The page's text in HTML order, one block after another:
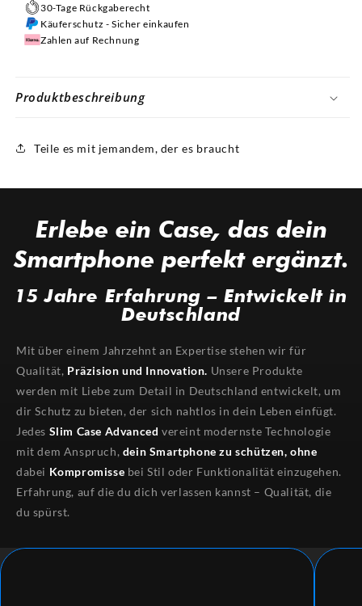
30-Tage Rückgaberecht
Käuferschutz - Sicher einkaufen
Zahlen auf Rechnung
Produktbeschreibung
Teile es mit jemandem, der es braucht
Erlebe ein Case, das dein
Smartphone perfekt ergänzt.
15 Jahre Erfahrung – Entwickelt in
Deutschland
Mit über einem Jahrzehnt an Expertise stehen wir für
Qualität, Präzision und Innovation. Unsere Produkte
werden mit Liebe zum Detail in Deutschland entwickelt, um
dir Schutz zu bieten, der sich nahtlos in dein Leben einfügt.
Jedes Slim Case Advanced vereint modernste Technologie
mit dem Anspruch, dein Smartphone zu schützen, ohne
dabei Kompromisse bei Stil oder Funktionalität einzugehen.
Erfahrung, auf die du dich verlassen kannst – Qualität, die
du spürst.